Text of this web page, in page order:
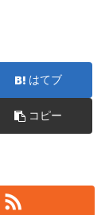
はてブ
コピー